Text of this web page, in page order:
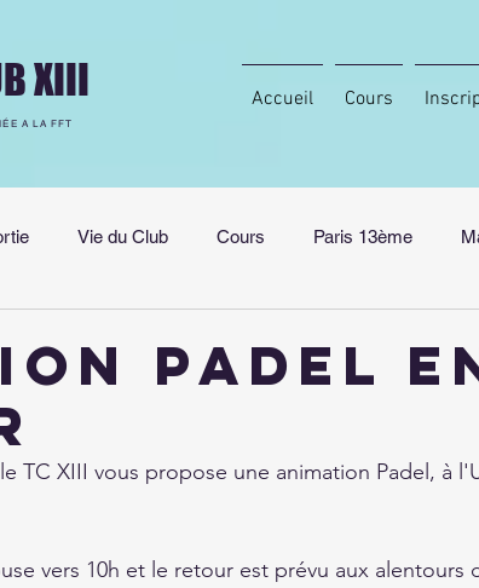
XIII Accueil Cours
A LA FFT
Vie du Club Cours Paris 13ème
PADEL
TC XIII vous propose une animation Padel, à
vers 10h et le retour est prévu aux alentours